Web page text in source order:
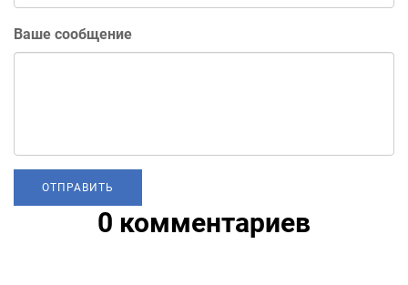
Ваше сообщение
0 комментариев